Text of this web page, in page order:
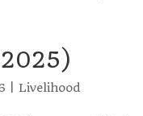
|Livelihood